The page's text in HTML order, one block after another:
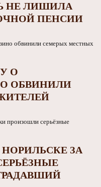
НЕ ЛИШИЛА
ПЕНСИИ
О
ОБВИНИЛИ
ЗА